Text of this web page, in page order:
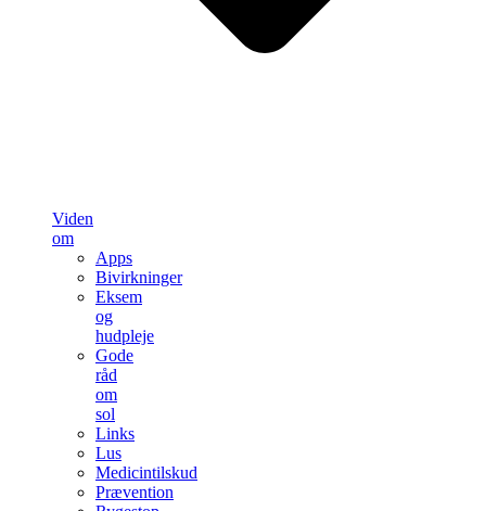
Viden
om
Apps
Bivirkninger
Eksem
og
hudpleje
Gode
råd
om
sol
Links
Lus
Medicintilskud
Prævention